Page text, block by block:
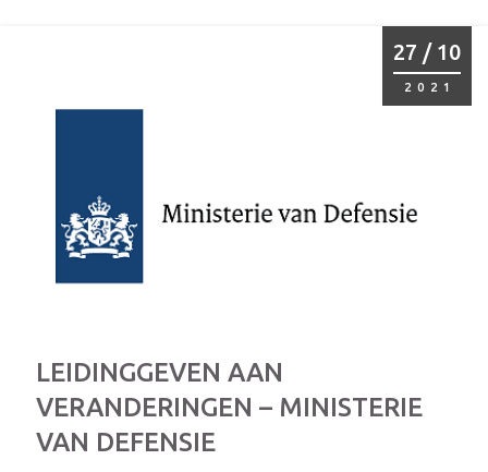
27 / 10
2021
LEIDINGGEVEN AAN
VERANDERINGEN – MINISTERIE
VAN DEFENSIE